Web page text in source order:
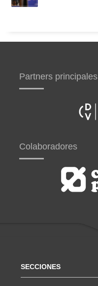
Partners principales
Colaboradores
SECCIONES